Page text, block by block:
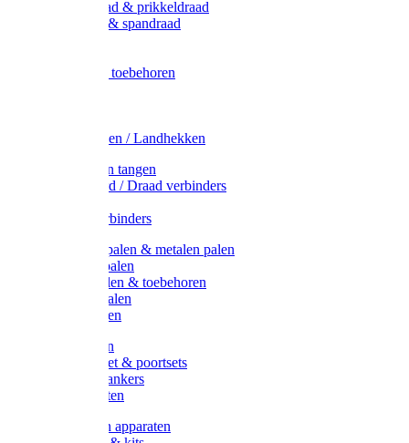
Metaal draad & prikkeldraad
Binddraad & spandraad
Afrasternet toebehoren
Weidehekken / Landhekken
Spanners en tangen
Lint / Koord / Draad verbinders
Litzclip verbinders
Recycling palen & metalen palen
Kunststof palen
T-Post t-palen & toebehoren
Glasfiber palen
Houten palen
Poortgrepen
Doorgangset & poortsets
Poortgreepankers
Weidepoorten
Onderdelen apparaten